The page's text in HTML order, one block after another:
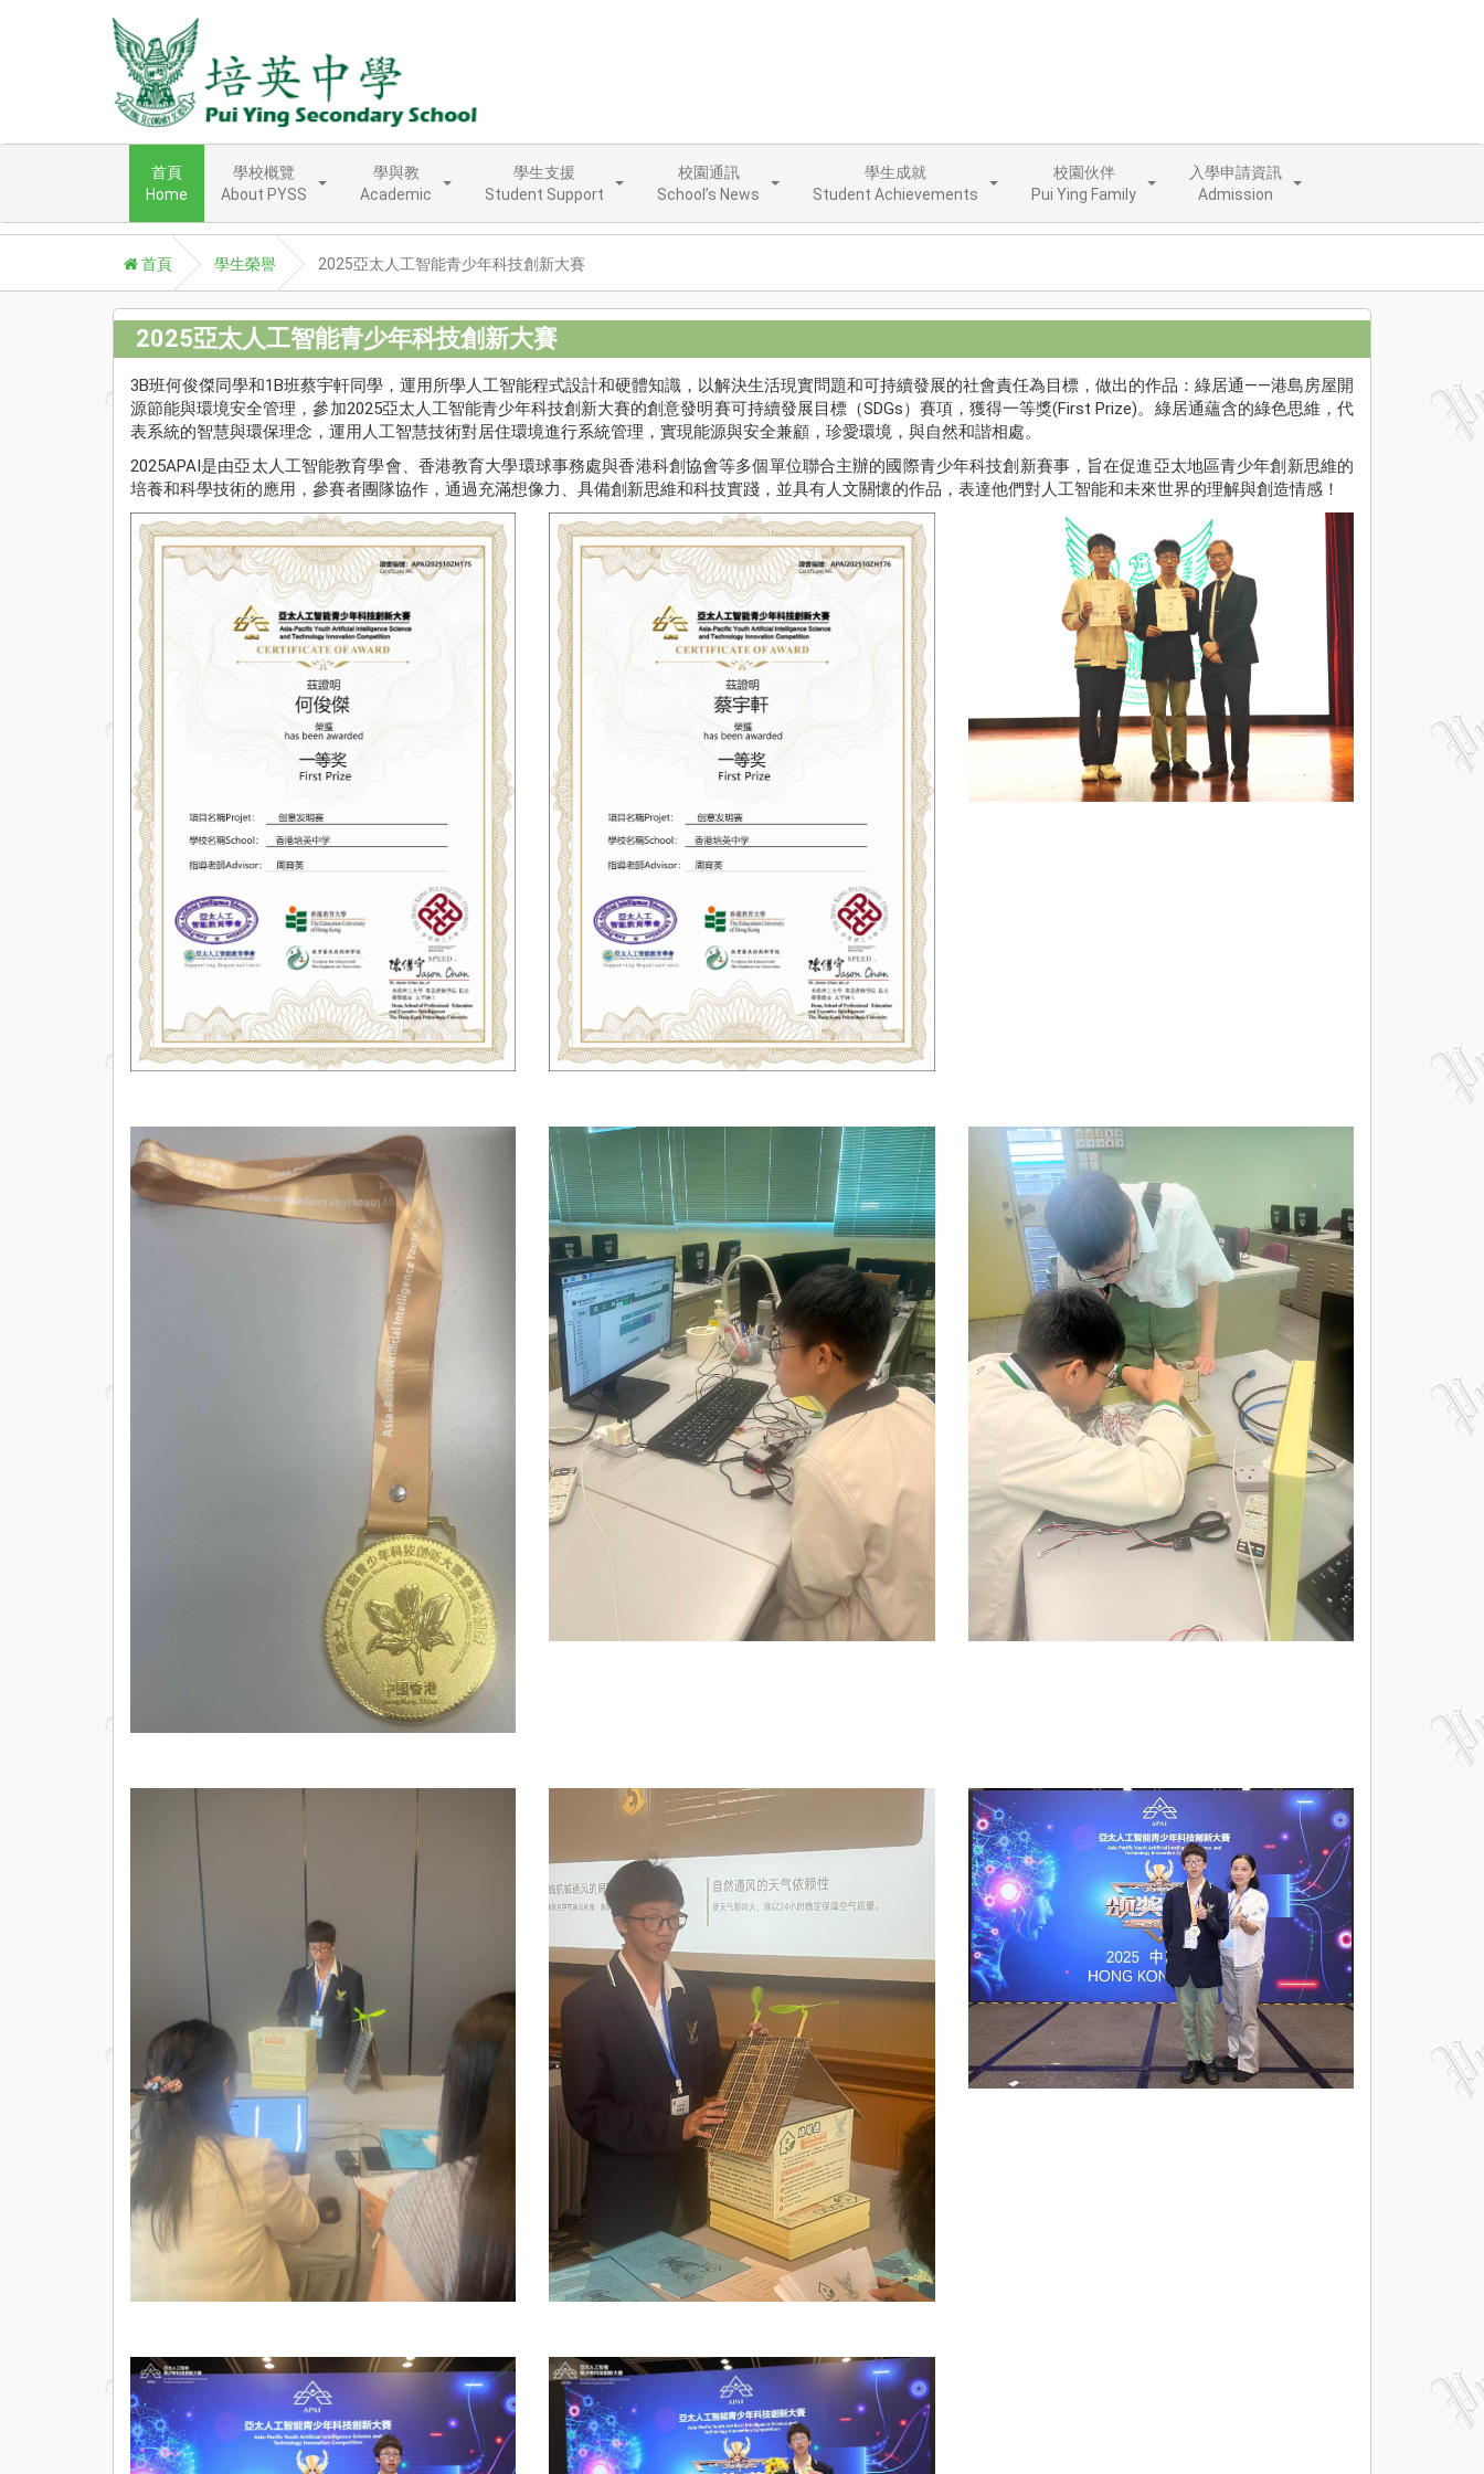
首頁
Home
學校概覽
About PYSS
學與教
Academic
學生支援
Student Support
校園通訊
School’s News
學生成就
Student Achievements
校園伙伴
Pui Ying Family
入學申請資訊
Admission
首頁 學生榮譽 2025亞太人工智能青少年科技創新大賽
2025亞太人工智能青少年科技創新大賽
3B班何俊傑同學和1B班蔡宇軒同學，運用所學人工智能程式設計和硬體知識，以解決生活現實問題和可持續發展的社會責任為目標，做出的作品：綠居通——港島房屋開
源節能與環境安全管理，參加2025亞太人工智能青少年科技創新大賽的創意發明賽可持續發展目標（SDGs）賽項，獲得一等獎(First Prize)。綠居通蘊含的綠色思維，代
表系統的智慧與環保理念，運用人工智慧技術對居住環境進行系統管理，實現能源與安全兼顧，珍愛環境，與自然和諧相處。
2025APAI是由亞太人工智能教育學會、香港教育大學環球事務處與香港科創協會等多個單位聯合主辦的國際青少年科技創新賽事，旨在促進亞太地區⻘少年創新思維的
培養和科學技術的應⽤，參賽者團隊協作，通過充滿想像力、具備創新思維和科技實踐，並具有人文關懷的作品，表達他們對⼈⼯智能和未來世界的理解與創造情感！